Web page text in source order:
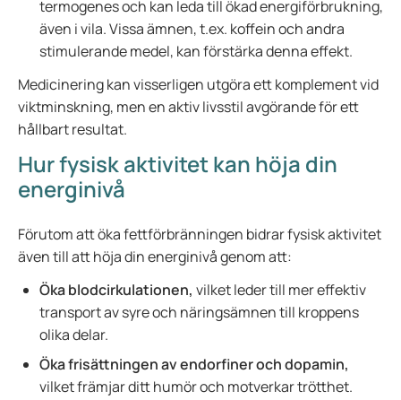
termogenes och kan leda till ökad energiförbrukning,
även i vila. Vissa ämnen, t.ex. koffein och andra
stimulerande medel, kan förstärka denna effekt.
Medicinering kan visserligen utgöra ett komplement vid
viktminskning, men en aktiv livsstil avgörande för ett
hållbart resultat.
Hur fysisk aktivitet kan höja din
energinivå
Förutom att öka fettförbränningen bidrar fysisk aktivitet
även till att höja din energinivå genom att:
Öka blodcirkulationen, vilket leder till mer effektiv
transport av syre och näringsämnen till kroppens
olika delar.
Öka frisättningen av endorfiner och dopamin,
vilket främjar ditt humör och motverkar trötthet.